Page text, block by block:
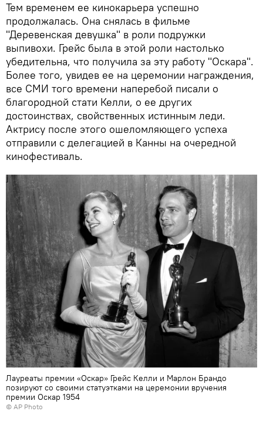
Тем временем ее кинокарьера успешно
продолжалась. Она снялась в фильме
"Деревенская девушка" в роли подружки
выпивохи. Грейс была в этой роли настолько
убедительна, что получила за эту работу "Оскара".
Более того, увидев ее на церемонии награждения,
все СМИ того времени наперебой писали о
благородной стати Келли, о ее других
достоинствах, свойственных истинным леди.
Актрису после этого ошеломляющего успеха
отправили с делегацией в Канны на очередной
кинофестиваль.
Лауреаты премии «Оскар» Грейс Келли и Марлон Брандо
позируют со своими статуэтками на церемонии вручения
премии Оскар 1954
© AP Photo